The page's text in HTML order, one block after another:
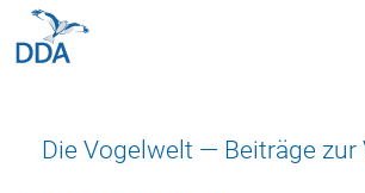
Die Vogelwelt — Beiträge zur